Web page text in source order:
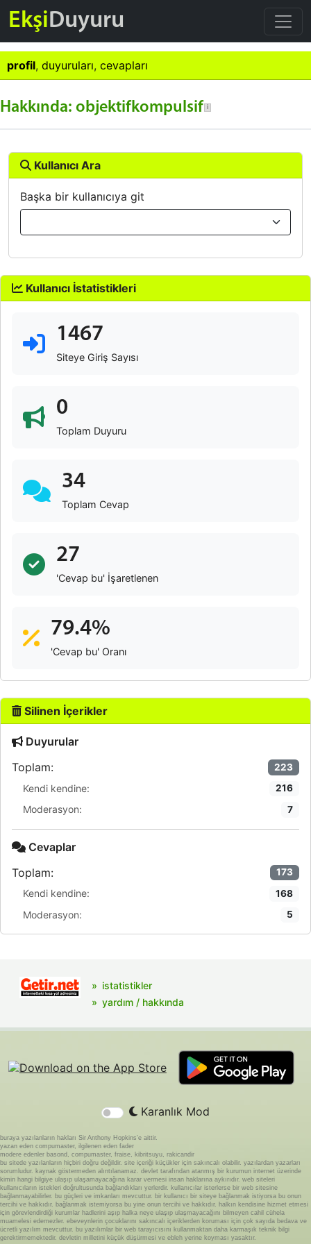
EkşiDuyuru
profil, duyuruları, cevapları
Hakkında: objektifkompulsif
Kullanıcı Ara
Başka bir kullanıcıya git
Kullanıcı İstatistikleri
1467
Siteye Giriş Sayısı
0
Toplam Duyuru
34
Toplam Cevap
27
'Cevap bu' İşaretlenen
79.4%
'Cevap bu' Oranı
Silinen İçerikler
Duyurular
Toplam:
223
Kendi kendine: 216
Moderasyon: 7
Cevaplar
Toplam:
173
Kendi kendine: 168
Moderasyon: 5
istatistikler
yardım / hakkında
Karanlık Mod
buraya yazılanların hakları Sir Anthony Hopkins'e aittir.
yazan eden compumaster, ilgilenen eden fader
modere edenler basond, compumaster, fraise, kibritsuyu, rakicandir
bu sitede yazılanların hiçbiri doğru değildir. site içeriği küçükler için sakıncalı olabilir. yazılardan yazarları
sorumludur. kaynak göstermeden alıntılanamaz. devlet tarafından atanmış bir kurumun internet üzerinde
kimin hangi bilgiye ulaşıp ulaşamayacağına karar vermesi insan haklarına aykırıdır. web siteleri
kullanıcıların istekleri doğrultusunda bağlandıkları yerlerdir. kullanıcılar isterlerse bir web sitesine
bağlanmayabilirler. bu güçleri ve imkanları mevcuttur. bir kullanıcı bir siteye bağlanmak istiyorsa bu onun
tercihi ve hakkıdır. bağlanmak istemiyorsa bu yine onun tercihi ve hakkıdır. halkın kendisine hizmet etmesi
için görevlendirdiği kurumlar hadlerini aşıp halka neye ulaşıp ulaşmayacağını bilmeyen cahil cühela
muamelesi edemezler. ebeveynlerin çocuklarını sakıncalı içeriklerden koruması için çok sayıda bedava ve
ücretli yazılım mevcuttur. bu yazılımlar bir web tarayıcısını kullanmaktan daha karmaşık teknik bilgi
gerektirmemektedir. devletin milletini küçük düşürmesi ve ebleh yerine koyması yasaktır.